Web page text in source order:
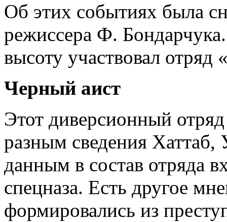
Об этих событиях была
режиссера Ф.
высоту участвовал отряд
Черный аист
Этот диверсионный
разным сведения
данным в состав отряда
спецназа. Есть другое
формировались из